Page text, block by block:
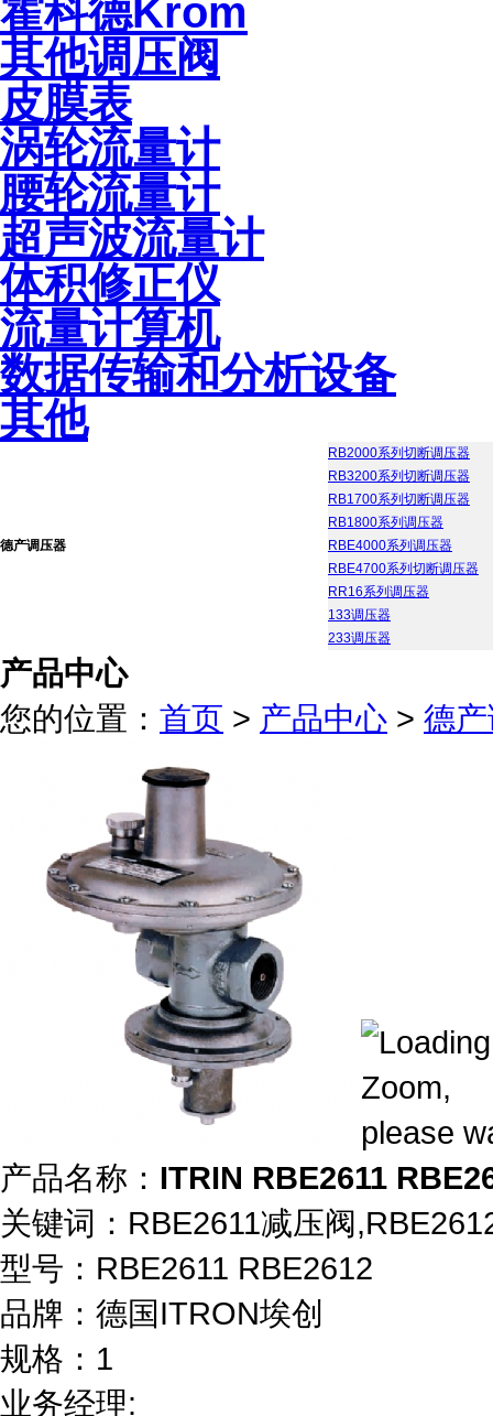
霍科德Krom
其他调压阀
皮膜表
涡轮流量计
腰轮流量计
超声波流量计
体积修正仪
流量计算机
数据传输和分析设备
其他
德产调压器
RB2000系列切断调压器
RB3200系列切断调压器
RB1700系列切断调压器
RB1800系列调压器
RBE4000系列调压器
RBE4700系列切断调压器
RR16系列调压器
133调压器
233调压器
产品中心
您的位置： 首页 > 产品中心 > 德
产品名称： ITRIN RBE2611
关键词： RBE2611减压阀
型号： RBE2611 RBE2612
品牌： 德国ITRON埃创
规格： 1
业务经理: